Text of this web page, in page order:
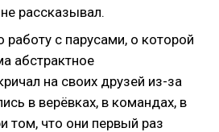
рассказывал.
с парусами, о которой
абстрактное
на своих друзей из-за
в верёвках, в командах, в
том, что они первый раз